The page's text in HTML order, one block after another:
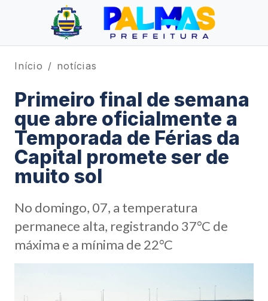
Início notícias
Primeiro final de semana
que abre oficialmente a
Temporada de Férias da
Capital promete ser de
muito sol
No domingo, 07, a temperatura
permanece alta, registrando 37°C de
máxima e a mínima de 22°C